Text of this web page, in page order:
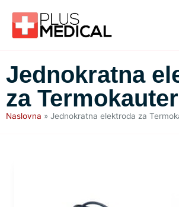
Jednokratna
za Termokauter
Naslovna » Jednokratna elektroda za